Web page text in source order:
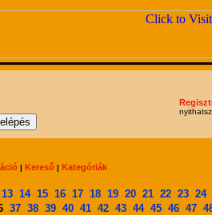
| Kereső | Kategóriák
13 14 15 16 17 18 19 20 21 22 23 24
37 38 39 40 41 42 43 44 45 46 47